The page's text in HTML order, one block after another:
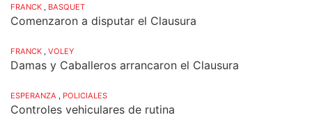
FRANCK , BASQUET
Comenzaron a disputar el Clausura
FRANCK , VOLEY
Damas y Caballeros arrancaron el Clausura
ESPERANZA , POLICIALES
Controles vehiculares de rutina